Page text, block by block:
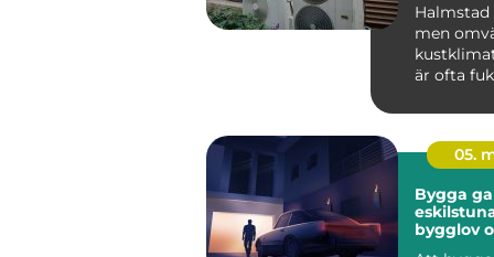
men
är ofta
landet...
05.
Bygga
eskilstuna
bygglov